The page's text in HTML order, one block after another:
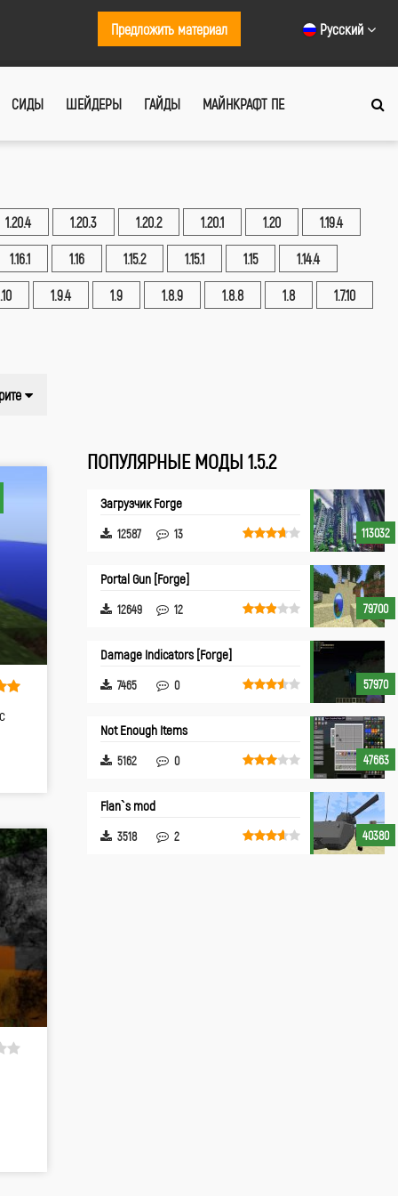
Русский
Предложить материал
СИДЫ ШЕЙДЕРЫ ГАЙДЫ МАЙНКРАФТ ПЕ
1.20.4 1.20.3 1.20.2 1.20.1 1.20 1.19.4
1.16.1 1.16 1.15.2 1.15.1 1.15 1.14.4
1.9.4 1.9 1.8.9 1.8.8 1.8 1.7.10
ПОПУЛЯРНЫЕ МОДЫ 1.5.2
113032
Загрузчик Forge
12587 13
79700
Portal Gun [Forge]
12649 12
57970
Damage Indicators [Forge]
7465 0
47663
Not Enough Items
5162 0
40380
Flan`s mod
3518 2